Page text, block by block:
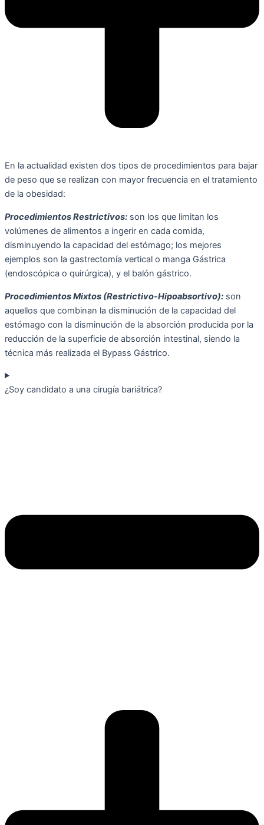
En la actualidad existen dos tipos de procedimientos para bajar
de peso que se realizan con mayor frecuencia en el tratamiento
de la obesidad:
Procedimientos Restrictivos: son los que limitan los
volúmenes de alimentos a ingerir en cada comida,
disminuyendo la capacidad del estómago; los mejores
ejemplos son la gastrectomía vertical o manga Gástrica
(endoscópica o quirúrgica), y el balón gástrico.
Procedimientos Mixtos (Restrictivo-Hipoabsortivo): son
aquellos que combinan la disminución de la capacidad del
estómago con la disminución de la absorción producida por la
reducción de la superficie de absorción intestinal, siendo la
técnica más realizada el Bypass Gástrico.
¿Soy candidato a una cirugía bariátrica?